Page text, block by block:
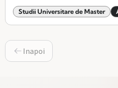
Studii Universitare de Master
Inapoi